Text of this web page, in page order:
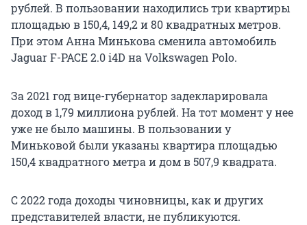
рублей. В пользовании находились три квартиры
площадью в 150,4, 149,2и 80 квадратных метров.
При этом Анна Минькова сменила автомобиль
Jaguar F-PACE 2.0 i4D на Volkswagen Polo.
За 2021 год вице-губернатор задекларировала
доход в 1,79 миллиона рублей. На тот момент у нее
уже не было машины. В пользовании у
Миньковой были указаны квартира площадью
150,4квадратного метра и дом в507,9 квадрата.
С 2022 года доходы чиновницы, как и других
представителей власти, не публикуются.